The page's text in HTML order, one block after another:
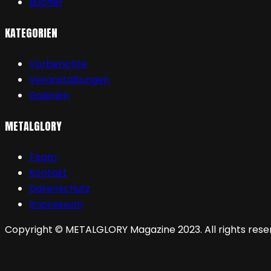
KATEGORIEN
Vorberichte
Veranstaltungen
Galerien
METALGLORY
Team
Kontakt
Datenschutz
Impressum
Copyright © METALGLORY Magazine 2023. All rights